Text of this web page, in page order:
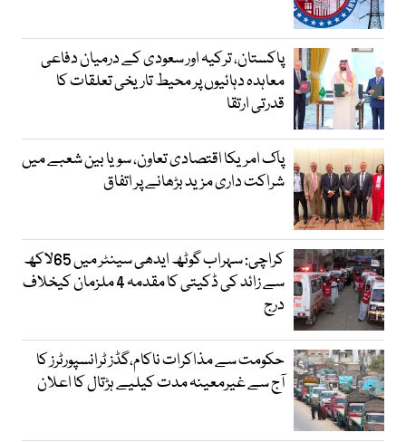
پاکستان، ترکیہ اور سعودی کے درمیان دفاعی
معاہدہ دہائیوں پر محیط تاریخی تعلقات کا
قدرتی ارتقا
پاک امریکا اقتصادی تعاون، سویا بین شعبے میں
شراکت داری مزید بڑھانے پر اتفاق
کراچی: سہراب گوٹھ ایدھی سینٹر میں 65لاکھ
سے زائد کی ڈکیتی کا مقدمہ 4 ملزمان کیخلاف
درج
حکومت سے مذاکرات ناکام،گڈز ٹرانسپورٹرز کا
آج سے غیرمعینہ مدت کیلیے ہڑتال کا اعلان